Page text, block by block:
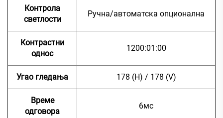
Контрола
светлости
Ручна/автоматска опционална
Контрастни
однос
1200:01:00
Угао гледања 178 (H) / 178 (V)
Време
одговора
6мс